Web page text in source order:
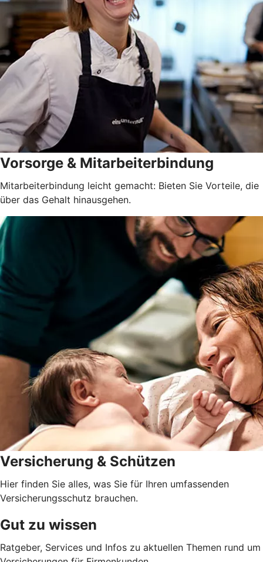
Vorsorge & Mitarbeiterbindung
Mitarbeiterbindung leicht gemacht: Bieten Sie Vorteile, die
über das Gehalt hinausgehen.
Versicherung & Schützen
Hier finden Sie alles, was Sie für Ihren umfassenden
Versicherungsschutz brauchen.
Gut zu wissen
Ratgeber, Services und Infos zu aktuellen Themen rund um